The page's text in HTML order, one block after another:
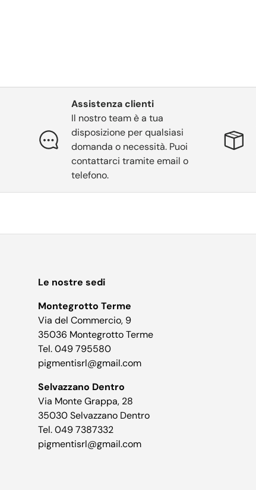
Assistenza clienti
Il nostro team è a tua
disposizione per qualsiasi
domanda o necessità. Puoi
contattarci tramite email o
telefono.
Le nostre sedi
Montegrotto Terme
Via del Commercio, 9
35036 Montegrotto Terme
Tel. 049 795580
pigmentisrl@gmail.com
Selvazzano Dentro
Via Monte Grappa, 28
35030 Selvazzano Dentro
Tel. 049 7387332
pigmentisrl@gmail.com